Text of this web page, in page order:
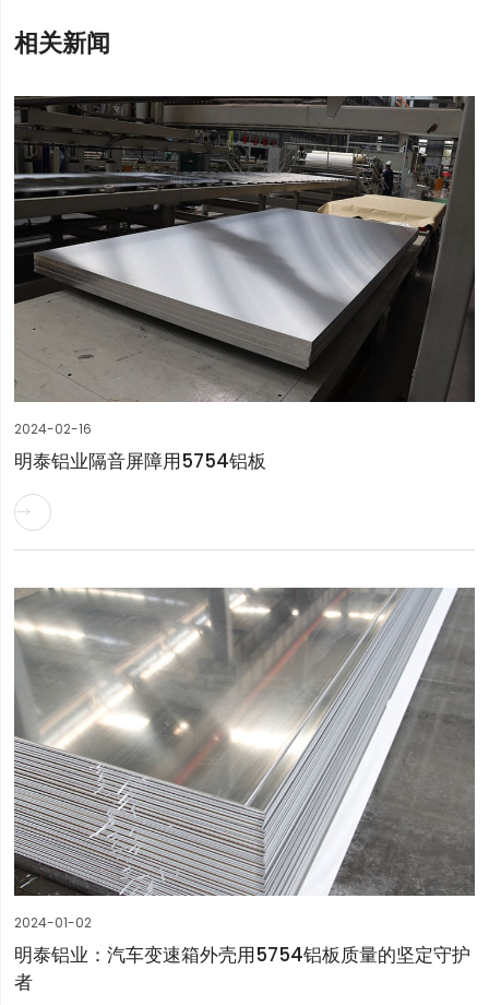
相关新闻
2024-02-16
明泰铝业隔音屏障用5754铝板

2024-01-02
明泰铝业：汽车变速箱外壳用5754铝板质量的坚定守护
者